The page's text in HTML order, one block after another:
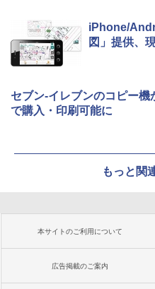
iPhone/
図」提供、
セブン-イレブンのコピー
で購入・印刷可能に
もっと関
本サイトのご利用について
広告掲載のご案内